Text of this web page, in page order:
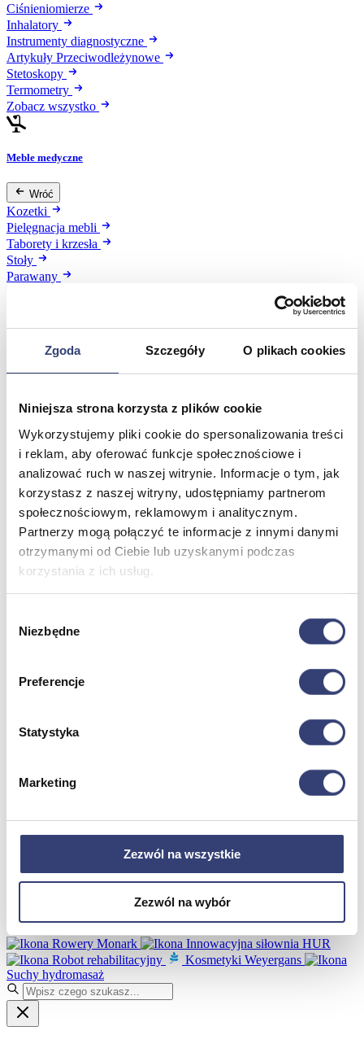
Zgoda Szczegóły O plikach cookies
Niniejsza strona korzysta z plików cookie
Wykorzystujemy pliki cookie do spersonalizowania treści
i reklam, aby oferować funkcje społecznościowe i
analizować ruch w naszej witrynie. Informacje o tym, jak
korzystasz z naszej witryny, udostępniamy partnerom
społecznościowym, reklamowym i analitycznym.
Partnerzy mogą połączyć te informacje z innymi danymi
otrzymanymi od Ciebie lub uzyskanymi podczas
korzystania z ich usług.
zgody
Niezbędne
Preferencje
Statystyka
Marketing
Zezwól na wszystkie
Zezwól na wybór
Ciśnieniomierze
Inhalatory
Instrumenty diagnostyczne
Artykuły Przeciwodleżynowe
Stetoskopy
Termometry
Zobacz wszystko
Meble medyczne
Wróć
Kozetki
Pielęgnacja mebli
Taborety i krzesła
Stoły
Parawany
Spa & Wellness
Fotele do masażu
Urządzenia
Zdrowie i uroda
Zobacz wszystko
Dofinansowania
Wróć
Dofinansowania
Wynajem
Wróć
Zobacz wszystko
Robot rehabilitacyjny ROBERT®
Robotyka w rehabilitacji
Dofinansowania
Kontakt
Skontaktuj się z nami!
Rowery Monark
Innowacyjna siłownia HUR
Robot rehabilitacyjny
Kosmetyki Weyergans
Suchy hydromasaż